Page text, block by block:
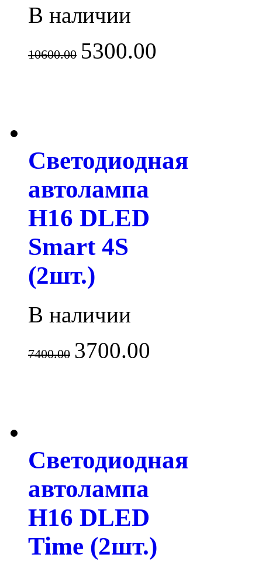
В наличии
10600.00 5300.00
Светодиодная
автолампа
H16 DLED
Smart 4S
(2шт.)
В наличии
7400.00 3700.00
Светодиодная
автолампа
H16 DLED
Time (2шт.)